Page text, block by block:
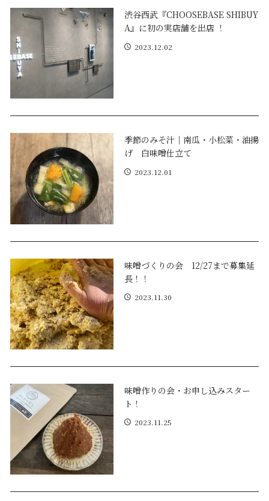
渋谷西武『CHOOSEBASE SHIBUY
A』に初の実店舗を出店 ！
2023.12.02
季節のみそ汁｜南瓜・小松菜・油揚
げ 白味噌仕立て
2023.12.01
味噌づくりの会 12/27まで募集延
長！！
2023.11.30
味噌作りの会・お申し込みスター
ト！
2023.11.25